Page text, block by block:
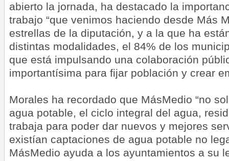
abierto la jornada, ha destacado la
trabajo “que venimos haciendo desde Más
estrellas de la diputación, y a la que ha
distintas modalidades, el 84% de los
que está impulsando una colaboración
importantísima para fijar población y crear
Morales ha recordado que MásMedio “no
agua potable, el ciclo integral del agua,
trabaja para poder dar nuevos y mejores
existían captaciones de agua potable no
MásMedio ayuda a los ayuntamientos a su